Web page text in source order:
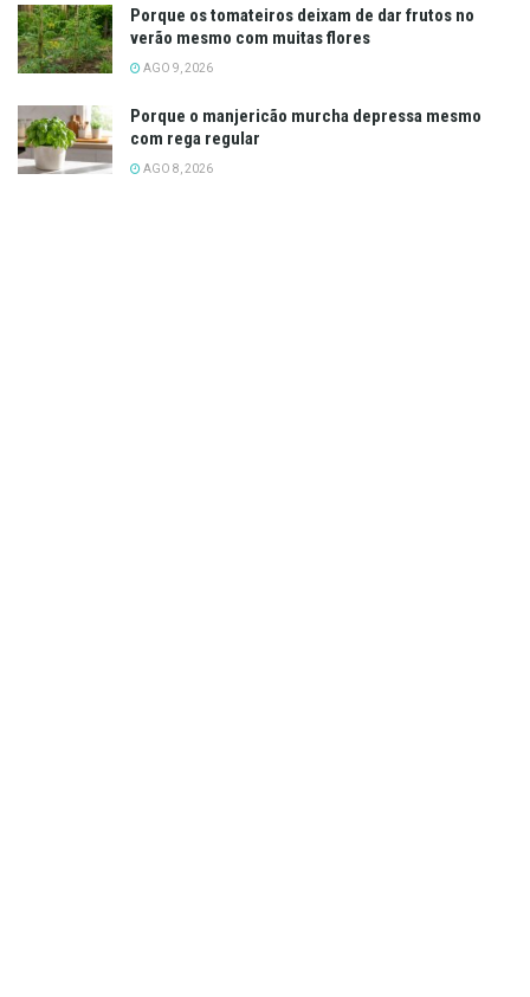
Porque os tomateiros deixam de dar frutos no
verão mesmo com muitas flores
AGO 9, 2026
Porque o manjericão murcha depressa mesmo
com rega regular
AGO 8, 2026